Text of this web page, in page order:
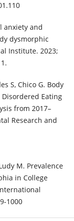
anxiety and
dysmorphic
Institute. 2023;
S, Chico G. Body
Eating
from 2017–
Research and
M. Prevalence
in College
1000